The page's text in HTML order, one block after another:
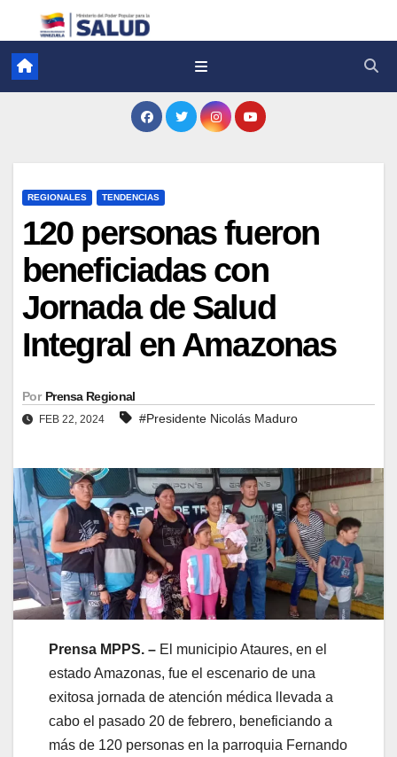
REGIONALES TENDENCIAS
120 personas fueron
beneficiadas con
Jornada de Salud
Integral en Amazonas
Por Prensa Regional
FEB 22, 2024 #Presidente Nicolás Maduro
Prensa MPPS. – El municipio Ataures, en el
estado Amazonas, fue el escenario de una
exitosa jornada de atención médica llevada a
cabo el pasado 20 de febrero, beneficiando a
más de 120 personas en la parroquia Fernando